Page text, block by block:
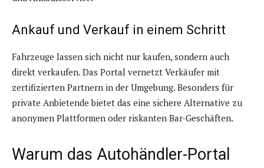
Ankauf und Verkauf in einem Schritt
Fahrzeuge lassen sich nicht nur kaufen, sondern auch
direkt verkaufen. Das Portal vernetzt Verkäufer mit
zertifizierten Partnern in der Umgebung. Besonders für
private Anbietende bietet das eine sichere Alternative zu
anonymen Plattformen oder riskanten Bar-Geschäften.
Warum das Autohändler-Portal